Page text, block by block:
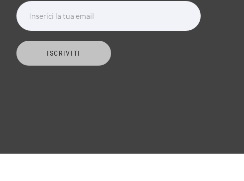
Inserici la tua email
ISCRIVITI